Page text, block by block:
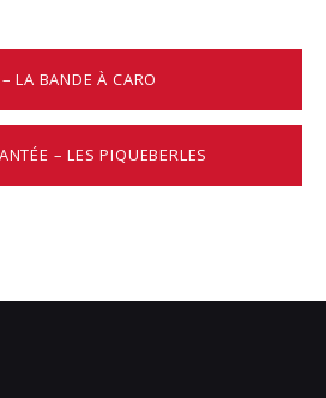
LA BANDE À CARO
– LES PIQUEBERLES